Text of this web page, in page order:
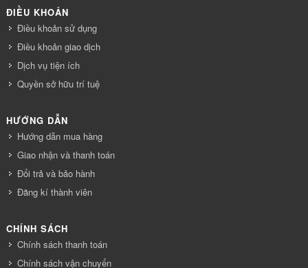
ĐIỀU KHOẢN
Điều khoản sử dụng
Điều khoản giao dịch
Dịch vụ tiện ích
Quyền sở hữu trí tuệ
HƯỚNG DẪN
Hướng dẫn mua hàng
Giao nhận và thanh toán
Đổi trả và bảo hành
Đăng kí thành viên
CHÍNH SÁCH
Chính sách thanh toán
Chính sách vận chuyển